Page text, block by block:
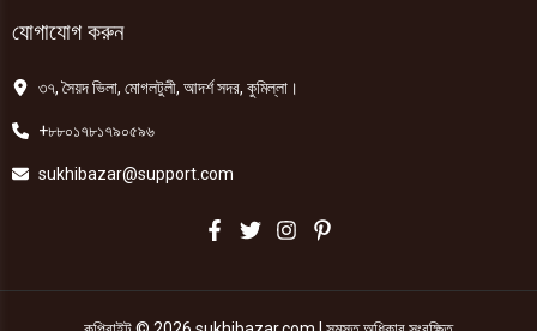
যোগাযোগ করুন
৩৭, সৈয়দ ভিলা, মোগলটুলী, আদর্শ সদর, কুমিল্লা।
+৮৮০১৭৮১৭৯০৫৯৬
sukhibazar@support.com